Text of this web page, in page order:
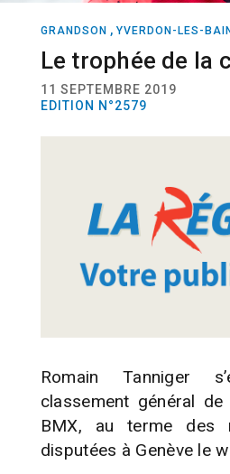
GRANDSON , YVERDON-LES-
Le trophée de la
11 SEPTEMBRE 2019
EDITION N°2579
Romain Tanniger
classement général
BMX, au terme des
disputées à Genève le